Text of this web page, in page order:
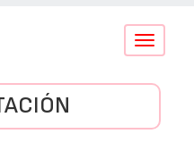
Conmutar